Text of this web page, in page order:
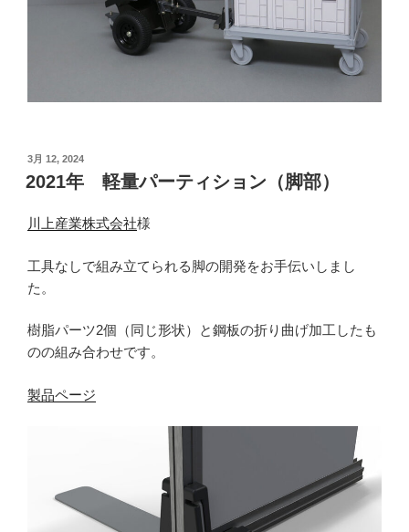
投
稿
日:
3月 12, 2024
2021年 軽量パーティション（脚部）
川上産業株式会社様
工具なしで組み立てられる脚の開発をお手伝いしまし
た。
樹脂パーツ2個（同じ形状）と鋼板の折り曲げ加工したも
のの組み合わせです。
製品ページ